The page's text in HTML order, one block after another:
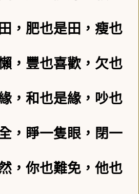
，肥也是田，瘦也
，豐也喜歡，欠也
，和也是緣，吵也
，睜一隻眼，閉一
，你也難免，他也